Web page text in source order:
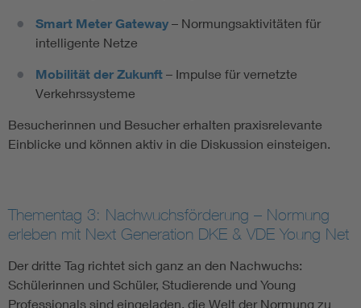
Smart Meter Gateway – Normungsaktivitäten für
intelligente Netze
Mobilität der Zukunft – Impulse für vernetzte
Verkehrssysteme
Besucherinnen und Besucher erhalten praxisrelevante
Einblicke und können aktiv in die Diskussion einsteigen.
Thementag 3: Nachwuchsförderung – Normung
erleben mit Next Generation DKE & VDE Young Net
Der dritte Tag richtet sich ganz an den Nachwuchs:
Schülerinnen und Schüler, Studierende und Young
Professionals sind eingeladen, die Welt der Normung zu